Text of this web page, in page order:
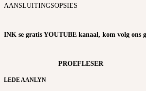
AANSLUITINGSOPSIES
INK se gratis YOUTUBE kanaal, kom volg ons
PROEFLESER
LEDE AANLYN